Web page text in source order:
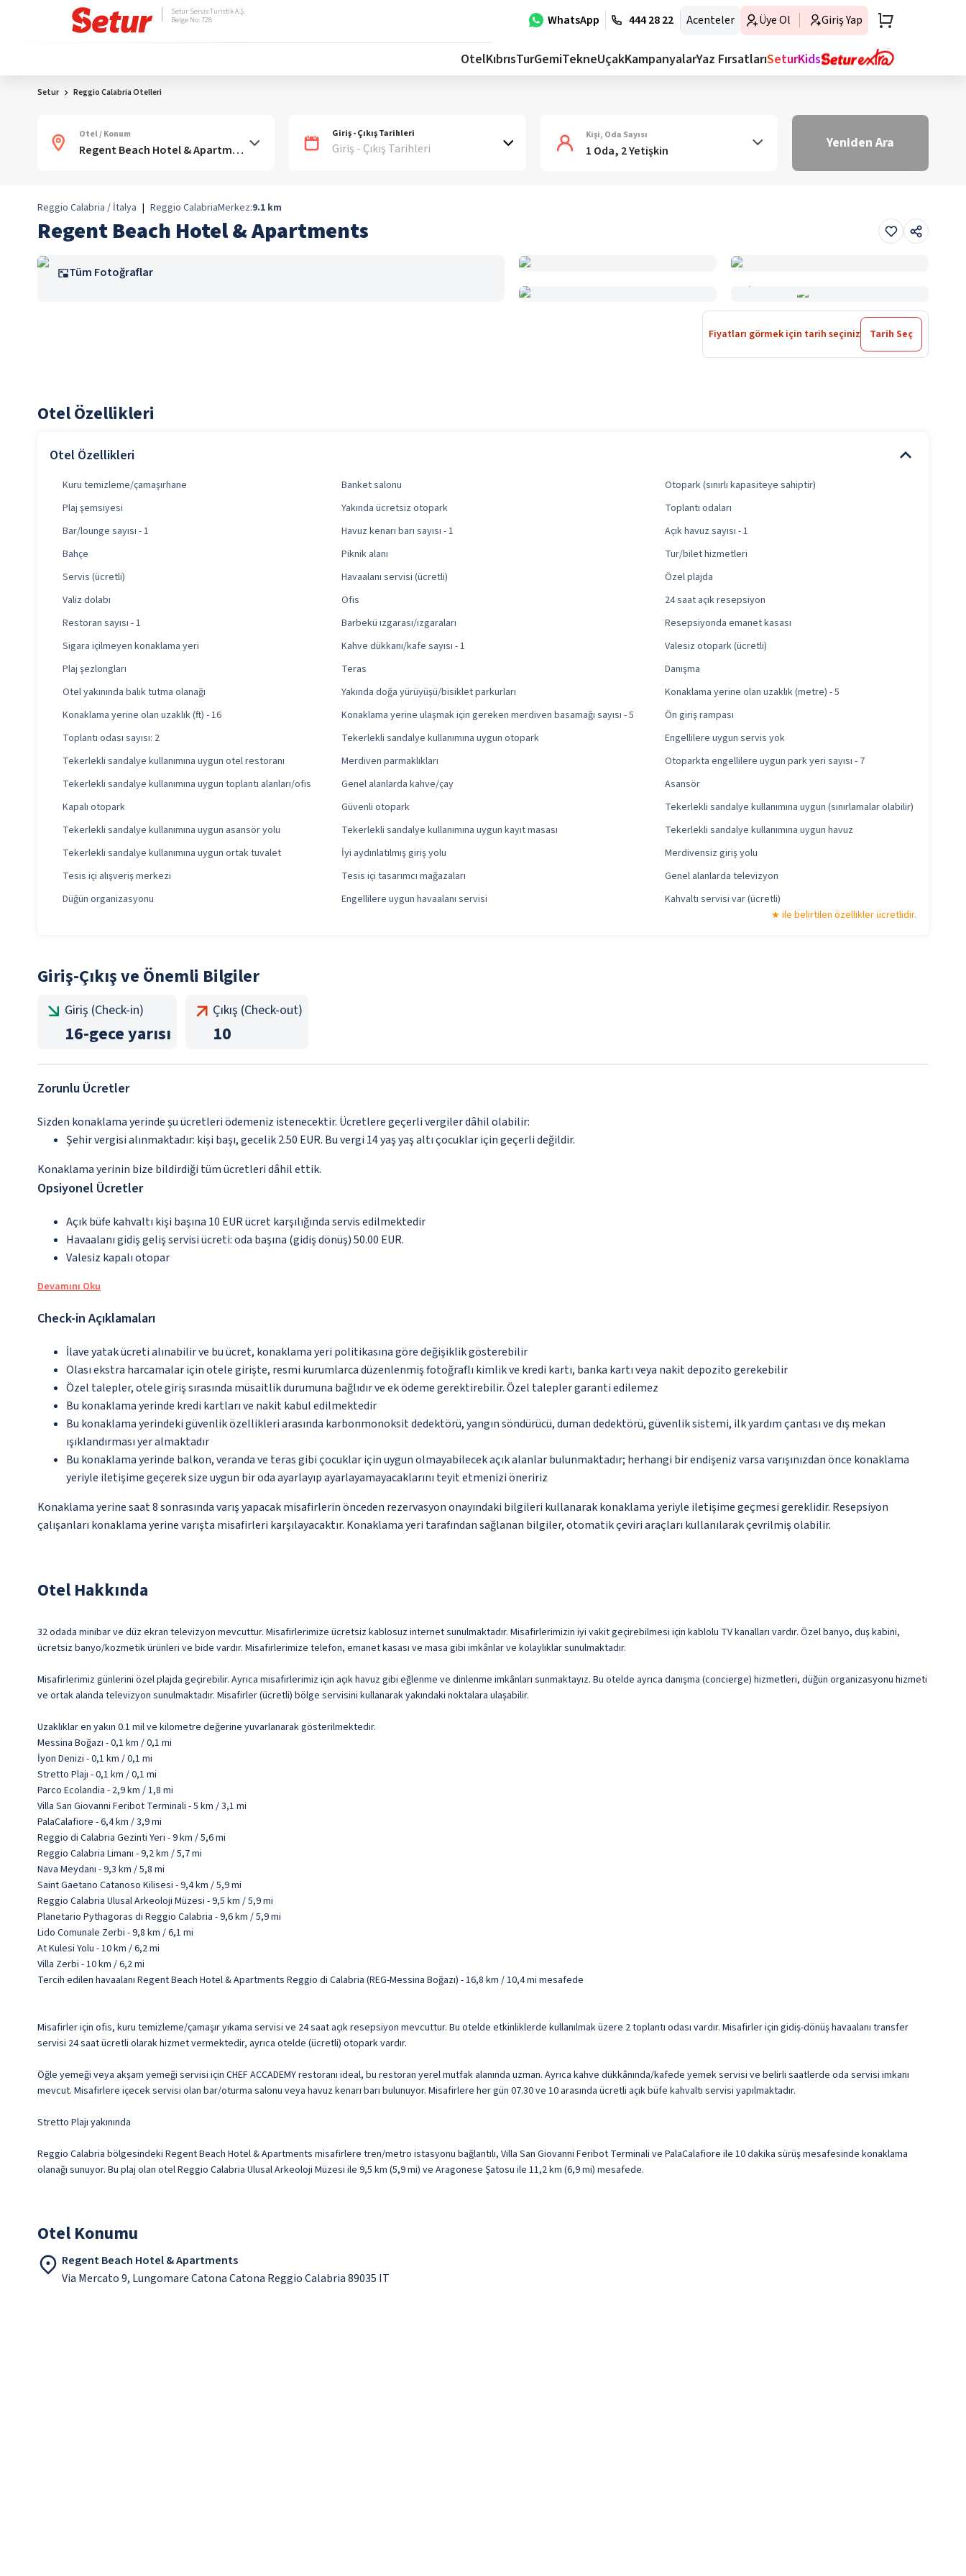
WhatsApp 444 28 22 Acenteler Üye Ol Giriş Yap
Setur Servis Turistik A.Ş.
Belge No: 728
OtelKıbrısTurGemiTekneUçakKampanyalarYaz FırsatlarıSeturKids
Setur Reggio Calabria Otelleri
Otel / Konum Giriş - Çıkış Tarihleri
Giriş - Çıkış Tarihleri
Kişi, Oda Sayısı
1 Oda, 2 Yetişkin Yeniden Ara
Reggio Calabria / İtalya | Reggio CalabriaMerkez:9.1 km
Regent Beach Hotel & Apartments
Tüm Fotoğraflar
Fiyatları görmek için tarih seçiniz Tarih Seç
Otel Özellikleri
Otel Özellikleri
Kuru temizleme/çamaşırhane Banket salonu
Otopark (sınırlı kapasiteye sahiptir)
Plaj şemsiyesi
Yakında ücretsiz otopark
Toplantı odaları
Bar/lounge sayısı - 1
Havuz kenarı barı sayısı - 1
Açık havuz sayısı - 1
Bahçe
Piknik alanı
Tur/bilet hizmetleri
Servis (ücretli)
Havaalanı servisi (ücretli)
Özel plajda
Valiz dolabı
Ofis
24 saat açık resepsiyon
Restoran sayısı - 1
Barbekü ızgarası/ızgaraları
Resepsiyonda emanet kasası
Sigara içilmeyen konaklama yeri
Kahve dükkanı/kafe sayısı - 1
Valesiz otopark (ücretli)
Plaj şezlongları
Teras
Danışma
Otel yakınında balık tutma olanağı
Yakında doğa yürüyüşü/bisiklet parkurları
Konaklama yerine olan uzaklık (metre) - 5
Konaklama yerine olan uzaklık (ft) - 16
Konaklama yerine ulaşmak için gereken merdiven basamağı sayısı - 5
Ön giriş rampası
Toplantı odası sayısı: 2
Tekerlekli sandalye kullanımına uygun otopark
Engellilere uygun servis yok
Tekerlekli sandalye kullanımına uygun otel restoranı
Merdiven parmaklıkları
Otoparkta engellilere uygun park yeri sayısı - 7
Tekerlekli sandalye kullanımına uygun toplantı alanları/ofis
Genel alanlarda kahve/çay
Asansör
Kapalı otopark
Güvenli otopark
Tekerlekli sandalye kullanımına uygun (sınırlamalar olabilir)
Tekerlekli sandalye kullanımına uygun asansör yolu
Tekerlekli sandalye kullanımına uygun kayıt masası
Tekerlekli sandalye kullanımına uygun havuz
Tekerlekli sandalye kullanımına uygun ortak tuvalet
İyi aydınlatılmış giriş yolu
Merdivensiz giriş yolu
Tesis içi alışveriş merkezi
Tesis içi tasarımcı mağazaları
Genel alanlarda televizyon
Düğün organizasyonu
Engellilere uygun havaalanı servisi
Kahvaltı servisi var (ücretli)
ile belirtilen özellikler ücretlidir.
Giriş-Çıkış ve Önemli Bilgiler
Giriş (Check-in)
16-gece yarısı
Çıkış (Check-out)
10
Zorunlu Ücretler
Sizden konaklama yerinde şu ücretleri ödemeniz istenecektir. Ücretlere geçerli vergiler dâhil olabilir:
Şehir vergisi alınmaktadır: kişi başı, gecelik 2.50 EUR. Bu vergi 14 yaş yaş altı çocuklar için geçerli değildir.
Konaklama yerinin bize bildirdiği tüm ücretleri dâhil ettik.
Opsiyonel Ücretler
Açık büfe kahvaltı kişi başına 10 EUR ücret karşılığında servis edilmektedir
Havaalanı gidiş geliş servisi ücreti: oda başına (gidiş dönüş) 50.00 EUR.
Valesiz kapalı otopar
Devamını Oku
Check-in Açıklamaları
İlave yatak ücreti alınabilir ve bu ücret, konaklama yeri politikasına göre değişiklik gösterebilir
Olası ekstra harcamalar için otele girişte, resmi kurumlarca düzenlenmiş fotoğraflı kimlik ve kredi kartı, banka kartı veya nakit depozito gerekebilir
Özel talepler, otele giriş sırasında müsaitlik durumuna bağlıdır ve ek ödeme gerektirebilir. Özel talepler garanti edilemez
Bu konaklama yerinde kredi kartları ve nakit kabul edilmektedir
Bu konaklama yerindeki güvenlik özellikleri arasında karbonmonoksit dedektörü, yangın söndürücü, duman dedektörü, güvenlik sistemi, ilk yardım çantası ve dış mekan
ışıklandırması yer almaktadır
Bu konaklama yerinde balkon, veranda ve teras gibi çocuklar için uygun olmayabilecek açık alanlar bulunmaktadır; herhangi bir endişeniz varsa varışınızdan önce konaklama
yeriyle iletişime geçerek size uygun bir oda ayarlayıp ayarlayamayacaklarını teyit etmenizi öneririz
Konaklama yerine saat 8 sonrasında varış yapacak misafirlerin önceden rezervasyon onayındaki bilgileri kullanarak konaklama yeriyle iletişime geçmesi gereklidir. Resepsiyon
çalışanları konaklama yerine varışta misafirleri karşılayacaktır. Konaklama yeri tarafından sağlanan bilgiler, otomatik çeviri araçları kullanılarak çevrilmiş olabilir.
Otel Hakkında
32 odada minibar ve düz ekran televizyon mevcuttur. Misafirlerimize ücretsiz kablosuz internet sunulmaktadır. Misafirlerimizin iyi vakit geçirebilmesi için kablolu TV kanalları vardır. Özel banyo, duş kabini,
ücretsiz banyo/kozmetik ürünleri ve bide vardır. Misafirlerimize telefon, emanet kasası ve masa gibi imkânlar ve kolaylıklar sunulmaktadır.
Misafirlerimiz günlerini özel plajda geçirebilir. Ayrıca misafirlerimiz için açık havuz gibi eğlenme ve dinlenme imkânları sunmaktayız. Bu otelde ayrıca danışma (concierge) hizmetleri, düğün organizasyonu hizmeti
ve ortak alanda televizyon sunulmaktadır. Misafirler (ücretli) bölge servisini kullanarak yakındaki noktalara ulaşabilir.
Uzaklıklar en yakın 0.1 mil ve kilometre değerine yuvarlanarak gösterilmektedir.
Messina Boğazı - 0,1 km / 0,1 mi
İyon Denizi - 0,1 km / 0,1 mi
Stretto Plajı - 0,1 km / 0,1 mi
Parco Ecolandia - 2,9 km / 1,8 mi
Villa San Giovanni Feribot Terminali - 5 km / 3,1 mi
PalaCalafiore - 6,4 km / 3,9 mi
Reggio di Calabria Gezinti Yeri - 9 km / 5,6 mi
Reggio Calabria Limanı - 9,2 km / 5,7 mi
Nava Meydanı - 9,3 km / 5,8 mi
Saint Gaetano Catanoso Kilisesi - 9,4 km / 5,9 mi
Reggio Calabria Ulusal Arkeoloji Müzesi - 9,5 km / 5,9 mi
Planetario Pythagoras di Reggio Calabria - 9,6 km / 5,9 mi
Lido Comunale Zerbi - 9,8 km / 6,1 mi
At Kulesi Yolu - 10 km / 6,2 mi
Villa Zerbi - 10 km / 6,2 mi
Tercih edilen havaalanı Regent Beach Hotel & Apartments Reggio di Calabria (REG-Messina Boğazı) - 16,8 km / 10,4 mi mesafede
Misafirler için ofis, kuru temizleme/çamaşır yıkama servisi ve 24 saat açık resepsiyon mevcuttur. Bu otelde etkinliklerde kullanılmak üzere 2 toplantı odası vardır. Misafirler için gidiş-dönüş havaalanı transfer
servisi 24 saat ücretli olarak hizmet vermektedir, ayrıca otelde (ücretli) otopark vardır.
Öğle yemeği veya akşam yemeği servisi için CHEF ACCADEMY restoranı ideal, bu restoran yerel mutfak alanında uzman. Ayrıca kahve dükkânında/kafede yemek servisi ve belirli saatlerde oda servisi imkanı
mevcut. Misafirlere içecek servisi olan bar/oturma salonu veya havuz kenarı barı bulunuyor. Misafirlere her gün 07.30 ve 10 arasında ücretli açık büfe kahvaltı servisi yapılmaktadır.
Stretto Plajı yakınında
Reggio Calabria bölgesindeki Regent Beach Hotel & Apartments misafirlere tren/metro istasyonu bağlantılı, Villa San Giovanni Feribot Terminali ve PalaCalafiore ile 10 dakika sürüş mesafesinde konaklama
olanağı sunuyor. Bu plaj olan otel Reggio Calabria Ulusal Arkeoloji Müzesi ile 9,5 km (5,9 mi) ve Aragonese Şatosu ile 11,2 km (6,9 mi) mesafede.
Otel Konumu
Regent Beach Hotel & Apartments
Via Mercato 9, Lungomare Catona Catona Reggio Calabria 89035 IT